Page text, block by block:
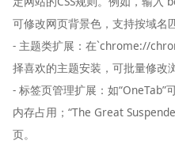
可修改网页背景色，支持按域名
- 主题类扩展：在`chrome://
择喜欢的主题安装，可批量修改
- 标签页管理扩展：如
内存占用；“The Great
页。